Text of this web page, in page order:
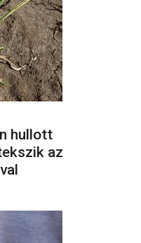
hullott
az